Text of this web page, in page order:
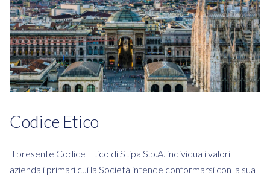
Codice Etico
Il presente Codice Etico di Stipa S.p.A. individua i valori
aziendali primari cui la Società intende conformarsi con la sua